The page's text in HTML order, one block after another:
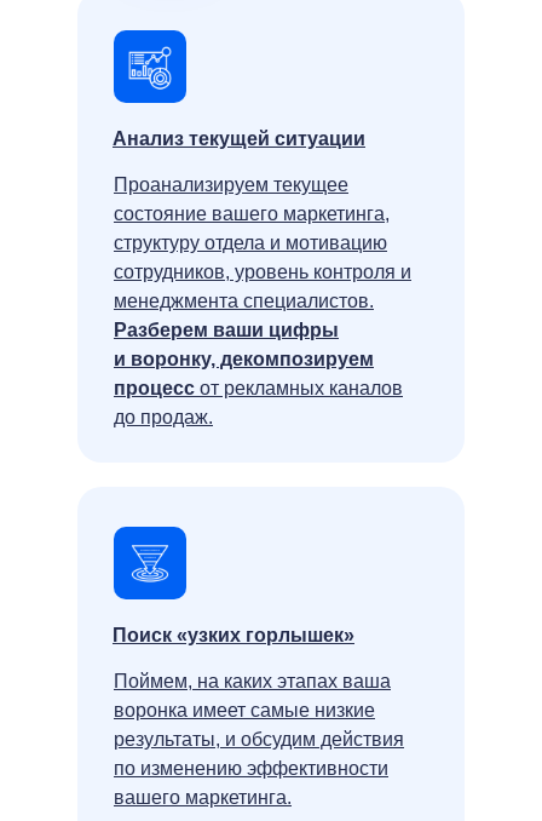
Анализ текущей ситуации
Проанализируем текущее
состояние вашего маркетинга,
структуру отдела и мотивацию
сотрудников, уровень контроля и
менеджмента специалистов.
Разберем ваши цифры
и воронку, декомпозируем
процесс от рекламных каналов
до продаж.
Поиск «узких горлышек»
Поймем, на каких этапах ваша
воронка имеет самые низкие
результаты, и обсудим действия
по изменению эффективности
вашего маркетинга.